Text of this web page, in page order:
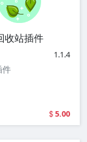
收站插件
1.1.4
件
5.00